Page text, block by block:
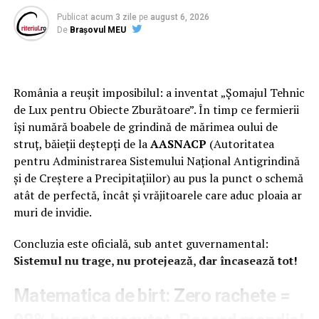
Comisii la schimb cu ministri!
profite la maxim de un partid pe care il considera
oricum bagat in corzile electorale. Pretextul fiind,
bineinteles, ”vanatoarea de dragnisti” care le-a atatat
deja imaginatia si setea neostoita de putere. Numai ca,
desi au incercat sa o provoace in fel si chip pe Viorica
Dancila pentru declansarea de indata a ”marii epurari”,
premierul si-a pastrat cumpatul si a ales varianta mult
mai pragmatica a ”extragerii” unul cate unul a celor
care vroiau astfel sa potoleasca setea de functii a
propriei clientele politice. Numai ca Dancila s-a tinut
carui coloana vertebrala politica s-a vazut la doar cateva
Publicat acum 3 zile pe august 6, 2026
De Brașovul MEU
România a reușit imposibilul: a inventat „Șomajul Tehnic
de Lux pentru Obiecte Zburătoare”. În timp ce fermierii
își numără boabele de grindină de mărimea oului de
struț, băieții deștepți de laAASNACP (Autoritatea
pentru Administrarea Sistemului Național Antigrindină
și de Creștere a Precipitațiilor) au pus la punct o schemă
atât de perfectă, încât și vrăjitoarele care aduc ploaia ar
muri de invidie.
Concluzia este oficială, sub antet guvernamental:
Sistemul nu trage, nu protejează, dar încasează tot!
Matematica de birt: Zero rachete =